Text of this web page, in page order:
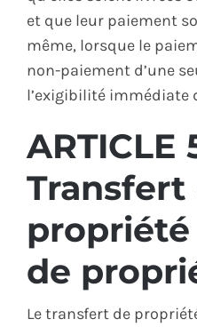
et que leur paiement
même, lorsque le
non-paiement d’une
l’exigibilité immédiate
ARTICLE
Transfert
propriété
de
Le transfert de